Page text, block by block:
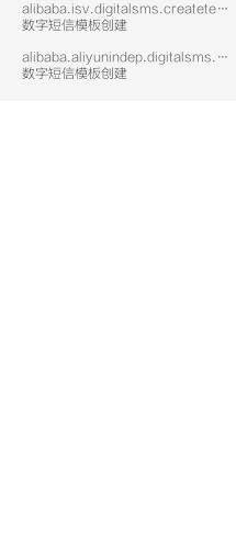
alibaba.isv.digitalsms.createtemplate
数字短信模板创建
alibaba.aliyunindep.digitalsms.createtemplate
数字短信模板创建